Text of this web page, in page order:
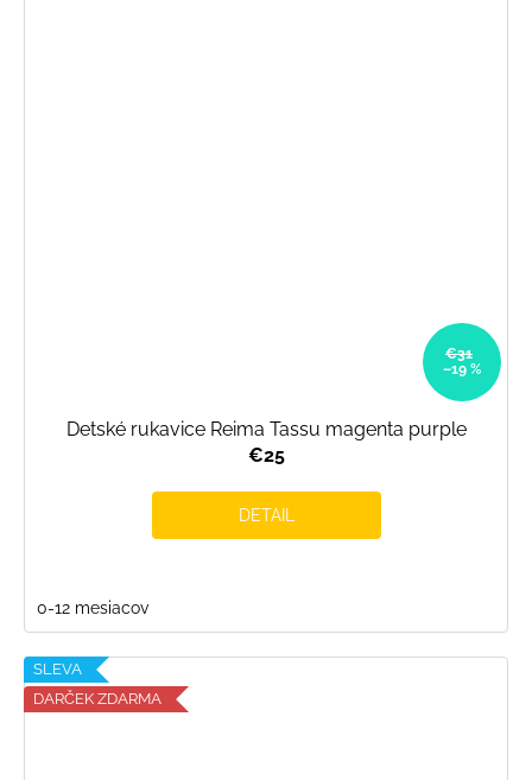
€31
–19 %
Detské rukavice Reima Tassu magenta purple
€25
DETAIL
0-12 mesiacov
SLEVA
DARČEK ZDARMA